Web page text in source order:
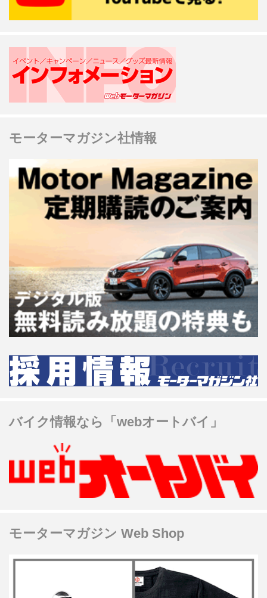
モーターマガジン社情報
バイク情報なら「webオートバイ」
モーターマガジン Web Shop